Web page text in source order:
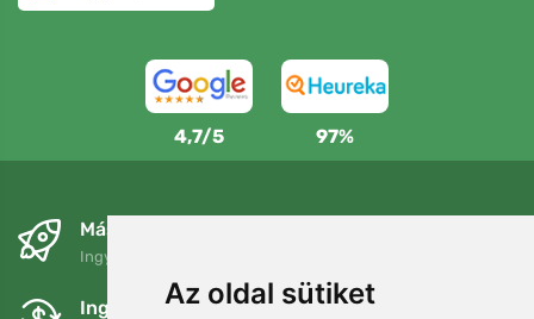
Az oldal sütiket
4,7/5 97%
Másnapra és ingyenesen
Ingyenes szállítás a következő összeg felett: 80 EUR
Ingyenes csere és visszaküldés